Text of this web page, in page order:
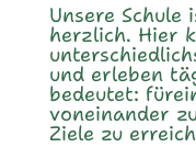
Unsere
herzlich. Hier
und erleben
bedeutet:
voneinander
Ziele zu